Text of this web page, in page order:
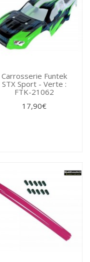
Carrosserie Funtek
STX Sport - Verte :
FTK-21062
17,90€